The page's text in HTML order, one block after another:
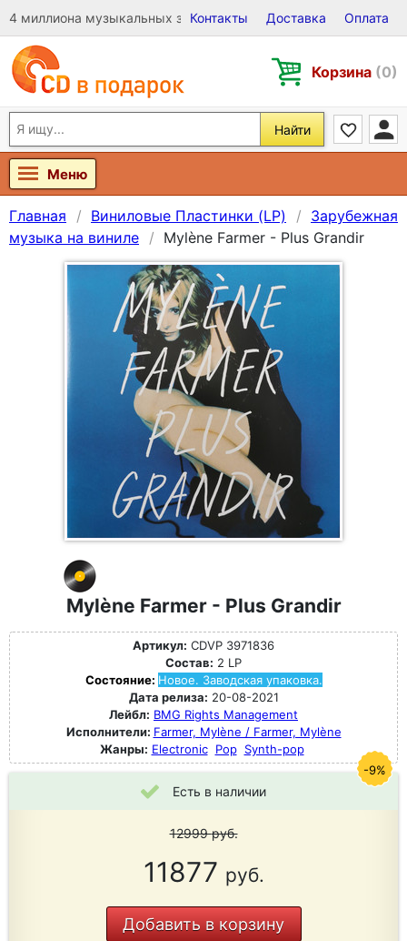
4 миллиона музыкальных записей на Виниле, CD и DVD
Контакты Доставка Оплата
Корзина (0)
Найти
Меню
Главная Виниловые Пластинки (LP)
Зарубежная
музыка на виниле
Mylène Farmer - Plus Grandir
Mylène Farmer - Plus Grandir
Артикул: CDVP 3971836
Состав: 2 LP
Состояние: Новое. Заводская упаковка.
Дата релиза: 20-08-2021
Лейбл: BMG Rights Management
Исполнители: Farmer, Mylène / Farmer, Mylène
Жанры: Electronic Pop Synth-pop
Есть в наличии
12999руб.
11877 руб.
Добавить в корзину
-9%